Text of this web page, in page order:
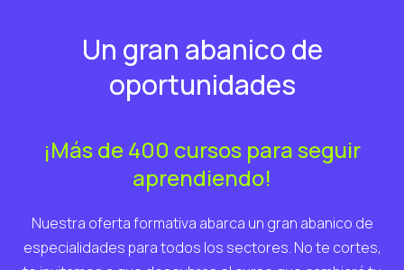
Un gran abanico de
oportunidades
¡Más de 400 cursos para seguir
aprendiendo!
Nuestra oferta formativa abarca un gran abanico de
especialidades para todos los sectores. No te cortes,